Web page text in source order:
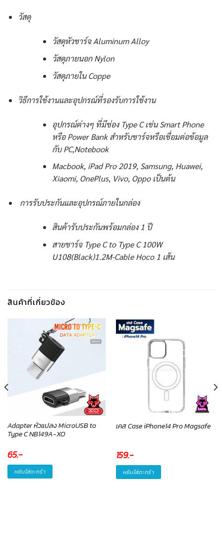
วัสดุ
วัสดุหัวชาร์จ Aluminum Alloy
วัสดุภายนอก Nylon
วัสดุภายใน Coppe
วิธีการใช้งานและอุปกรณ์ที่รองรับการใช้งาน
อุปกรณ์ต่างๆ ที่มีช่อง Type C เช่น Smart Phone
หรือ Power Bank สำหรับชาร์จหรือเชื่อมต่อข้อมูล
กับ PC,Notebook
Macbook, iPad Pro 2019, Samsung, Huawei,
Xiaomi, OnePlus, Vivo, Oppo เป็นต้น
การรับประกันและอุปกรณ์ภายในกล่อง
สินค้ารับประกันพร้อมกล่อง 1 ปี
สายชาร์จ Type C to Type C 100W
U108(Black)1.2M-Cable Hoco 1 เส้น
สินค้าที่เกี่ยวข้อง
Adapter หัวแปลง MicroUSB to
Type C NB149A-XO
65.-
หยิบใส่ตะกร้า
เคส Case iPhone14 Pro Magsafe
159.-
หยิบใส่ตะกร้า